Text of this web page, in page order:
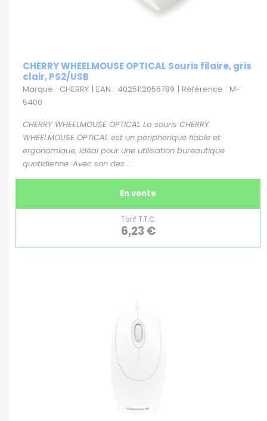
CHERRY WHEELMOUSE OPTICAL Souris filaire, gris
clair, PS2/USB
Marque : CHERRY | EAN : 4025112056789 | Référence : M-
5400
CHERRY WHEELMOUSE OPTICAL La souris CHERRY
WHEELMOUSE OPTICAL est un périphérique fiable et
ergonomique, idéal pour une utilisation bureautique
quotidienne. Avec son des ...
En vente
Tarif T.T.C.
6,23 €